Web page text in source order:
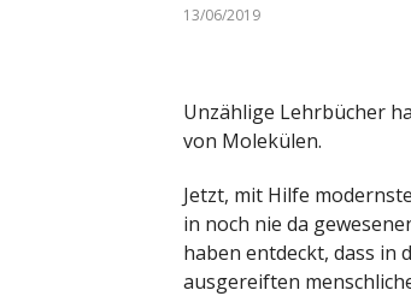
13/06/2019
Unzählige Lehrbücher
von Molekülen.
Jetzt, mit Hilfe
in noch nie da
haben entdeckt, dass in
ausgereiften